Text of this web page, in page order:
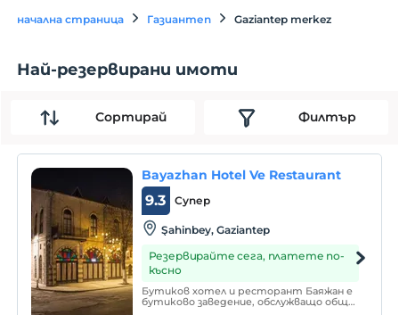
начална страница Газиантеп Gaziantep merkez
Най-резервирани имоти
Сортирай Филтър
Bayazhan Hotel Ve Restaurant
Супер
9.3
Şahinbey, Gaziantep
Резервирайте сега, платете по-
късно
Бутиков хотел и ресторант Баяжан е
бутиково заведение, обслужващо общо